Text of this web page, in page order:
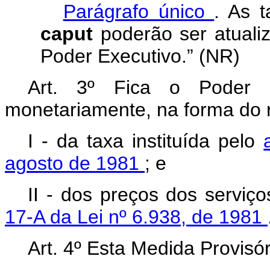
Parágrafo único . As
caput poderão ser
Poder Executivo.” (NR)
Art. 3º Fica o Poder
monetariamente, na forma
I - da taxa instituída pelo
agosto de 1981 ; e
II - dos preços dos
17-A da Lei nº 6.938, de 1981
Art. 4º Esta Medida